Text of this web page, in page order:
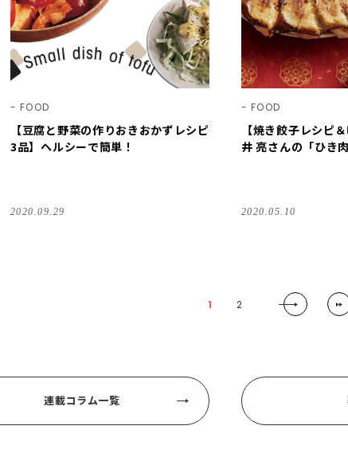
FOOD
【豆腐と野菜の作りおきおかずレシピ
3品】ヘルシーで簡単！
2020.09.29
FOOD
【焼き餃子レシピ
井 亮さんの「ひき
2020.05.10
1 2
連載コラム一覧